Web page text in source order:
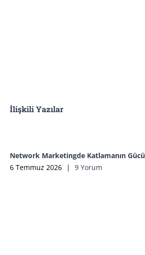
İlişkili Yazılar
Network Marketingde Katlamanın Gücü
6 Temmuz 2026
| 9 Yorum